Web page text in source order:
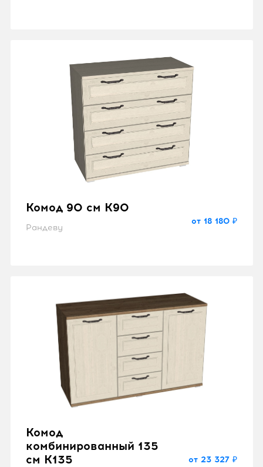
Комод 90 см K90
Рандеву
от 18 180 ₽
Комод
комбинированный 135
см K135
от 23 327 ₽